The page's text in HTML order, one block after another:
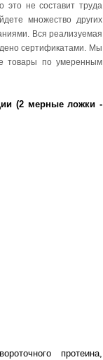
это не составит труда
множество других
Вся реализуемая
сертификатами. Мы
товары по умеренным
(2 мерные ложки -
протеина,